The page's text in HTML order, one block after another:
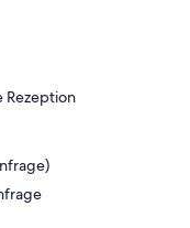
Rezeption